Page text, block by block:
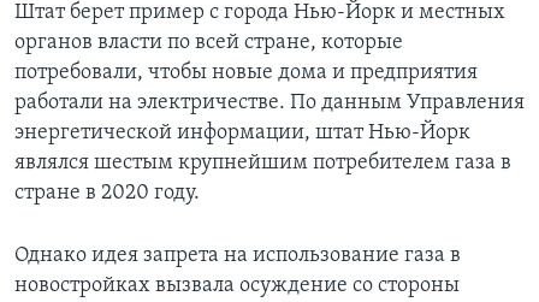
Штат берет пример с города Нью-Йорк и местных
органов власти по всей стране, которые
потребовали, чтобы новые дома и предприятия
работали на электричестве. По данным Управления
энергетической информации, штат Нью-Йорк
являлся шестым крупнейшим потребителем газа в
стране в 2020 году.
Однако идея запрета на использование газа в
новостройках вызвала осуждение со стороны